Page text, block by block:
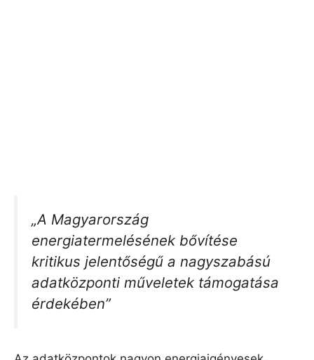
„A Magyarország
energiatermelésének bővítése
kritikus jelentőségű a nagyszabású
adatközponti műveletek támogatása
érdekében”